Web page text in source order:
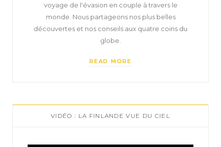
voyage de l'évasion en couple à travers le
monde. Nous partageons nos plus belles
découvertes et nos conseils aux quatre coins du
globe.
READ MORE
VIDÉO : LA FINLANDE VUE DU CIEL